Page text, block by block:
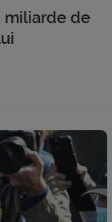
miliarde de